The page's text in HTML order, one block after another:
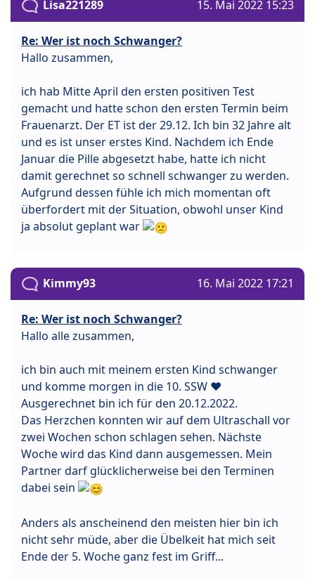
Lisa221289 15. Mai 2022 15:23
Re: Wer ist noch Schwanger?
Hallo zusammen,
ich hab Mitte April den ersten positiven Test
gemacht und hatte schon den ersten Termin beim
Frauenarzt. Der ET ist der 29.12. Ich bin 32 Jahre alt
und es ist unser erstes Kind. Nachdem ich Ende
Januar die Pille abgesetzt habe, hatte ich nicht
damit gerechnet so schnell schwanger zu werden.
Aufgrund dessen fühle ich mich momentan oft
überfordert mit der Situation, obwohl unser Kind
ja absolut geplant war
Kimmy93 16. Mai 2022 17:21
Re: Wer ist noch Schwanger?
Hallo alle zusammen,
ich bin auch mit meinem ersten Kind schwanger
und komme morgen in die 10. SSW ❤
Ausgerechnet bin ich für den 20.12.2022.
Das Herzchen konnten wir auf dem Ultraschall vor
zwei Wochen schon schlagen sehen. Nächste
Woche wird das Kind dann ausgemessen. Mein
Partner darf glücklicherweise bei den Terminen
dabei sein
Anders als anscheinend den meisten hier bin ich
nicht sehr müde, aber die Übelkeit hat mich seit
Ende der 5. Woche ganz fest im Griff...